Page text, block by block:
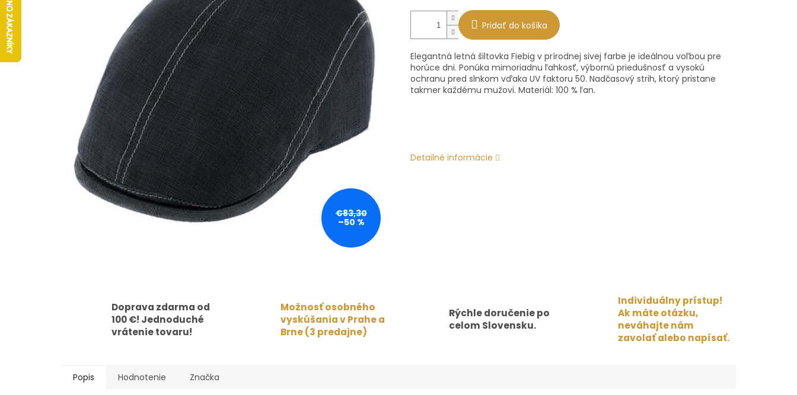
€83,30
–50 %
Pridať do košíka
Elegantná letná šiltovka Fiebig v prírodnej sivej farbe je ideálnou voľbou pre
horúce dni. Ponúka mimoriadnu ľahkosť, výbornú priedušnosť a vysokú
ochranu pred slnkom vďaka UV faktoru 50. Nadčasový strih, ktorý pristane
takmer každému mužovi. Materiál: 100 % ľan.
Detailné informácie
Doprava zdarma od
100 €! Jednoduché
vrátenie tovaru!
Možnosť osobného
vyskúšania v Prahe a
Brne (3 predajne)
Rýchle doručenie po
celom Slovensku.
Individuálny prístup!
Ak máte otázku,
neváhajte nám
zavolať alebo napísať.
Popis Hodnotenie Značka